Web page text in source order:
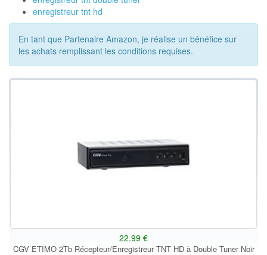
enregistreur tnt hd
En tant que Partenaire Amazon, je réalise un bénéfice sur
les achats remplissant les conditions requises.
22.99 €
CGV ETIMO 2Tb Récepteur/Enregistreur TNT HD à Double Tuner Noir